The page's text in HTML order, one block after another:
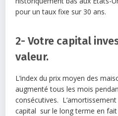
pour un taux fixe sur 30 ans.
2- Votre capital
valeur.
L’index du prix moyen des
augmenté tous les mois
consécutives.
capital sur le long terme en fait